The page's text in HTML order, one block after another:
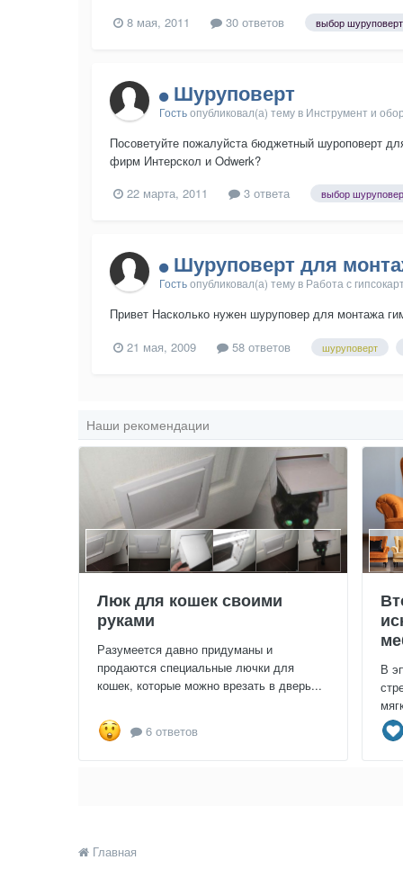
8 мая, 2011
30 ответов выбор
Шуруповерт
Гостьопубликовал(а) тему в Инструмент и
Посоветуйте пожалуйста бюджетный шуроповерт
фирм Интерскол и Odwerk?
22 марта, 2011
3 ответа выбор
Шуруповерт для
Гостьопубликовал(а) тему в Работа с
Привет Насколько нужен шуруповер для монтажа
21 мая, 2009
58 ответов шуруповерт
Наши рекомендации
Люк для кошек своими
руками
Разумеется давно придуманы и
продаются специальные лючки для
кошек, которые можно врезать в дверь...
6 ответов
В
Главная